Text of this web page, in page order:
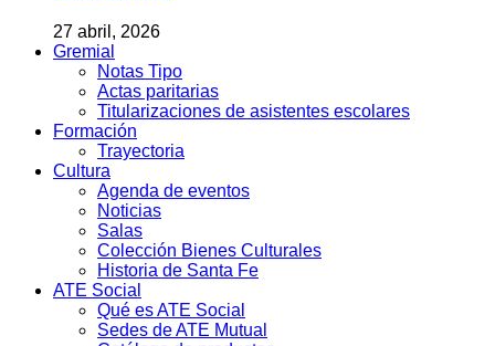
27 abril, 2026
Gremial
Notas Tipo
Actas paritarias
Titularizaciones de asistentes escolares
Formación
Trayectoria
Cultura
Agenda de eventos
Noticias
Salas
Colección Bienes Culturales
Historia de Santa Fe
ATE Social
Qué es ATE Social
Sedes de ATE Mutual